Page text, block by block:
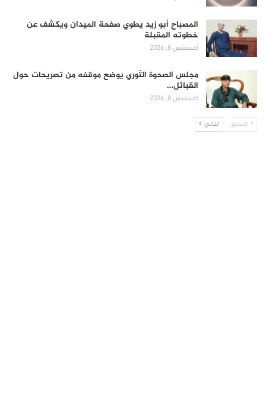
المصباح أبو زيد يطوي صفحة الميدان ويكشف عن
خطوته المقبلة
أغسطس 8, 2026
مجلس الصحوة الثوري يوضح موقفه من تصريحات حول
القبائل…
أغسطس 8, 2026
السابق التالي